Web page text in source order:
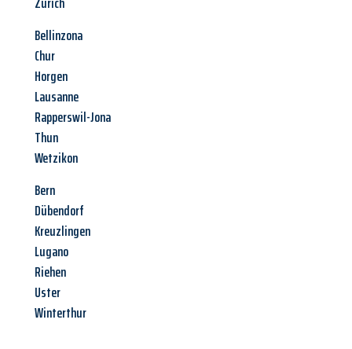
Bellinzona
Chur
Horgen
Lausanne
Rapperswil-Jona
Thun
Wetzikon
Bern
Dübendorf
Kreuzlingen
Lugano
Riehen
Uster
Winterthur